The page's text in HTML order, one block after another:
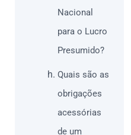
Nacional
para o Lucro
Presumido?
Quais são as
obrigações
acessórias
de um